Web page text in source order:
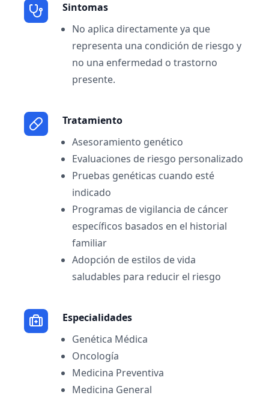
Sintomas
No aplica directamente ya que
representa una condición de riesgo y
no una enfermedad o trastorno
presente.
Tratamiento
Asesoramiento genético
Evaluaciones de riesgo personalizado
Pruebas genéticas cuando esté
indicado
Programas de vigilancia de cáncer
específicos basados en el historial
familiar
Adopción de estilos de vida
saludables para reducir el riesgo
Especialidades
Genética Médica
Oncología
Medicina Preventiva
Medicina General